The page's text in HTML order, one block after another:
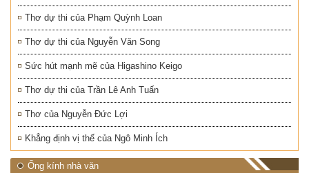
Thơ dự thi của Phạm Quỳnh Loan
Thơ dự thi của Nguyễn Văn Song
Sức hút mạnh mẽ của Higashino Keigo
Thơ dự thi của Trần Lê Anh Tuấn
Thơ của Nguyễn Đức Lợi
Khẳng định vị thế của Ngô Minh Ích
Ống kính nhà văn